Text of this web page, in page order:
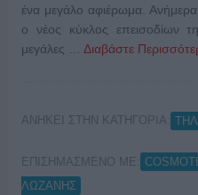
ένα μεγάλο αφιέρωμα. Ανήμερα
ο νέος κύκλος επεισοδίων
μεγάλες … Διαβάστε
ΑΝΗΚΕΙ ΣΤΗΝ ΚΑΤΗΓΟΡΙΑ:
ΕΠΙΣΗΜΑΣΜΕΝΟ ΜΕ:
ΛΩΖΑΝΗΣ